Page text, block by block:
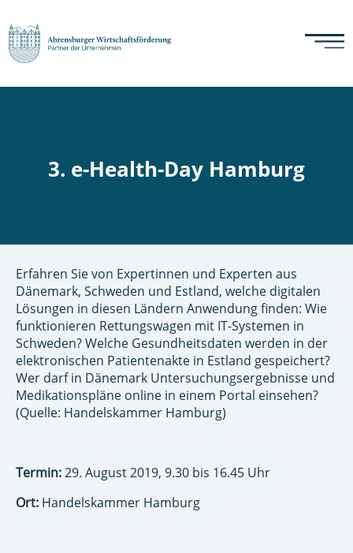
3. e-Health-Day Hamburg
Erfahren Sie von Expertinnen und Experten aus
Dänemark, Schweden und Estland, welche digitalen
Lösungen in diesen Ländern Anwendung finden: Wie
funktionieren Rettungswagen mit IT-Systemen in
Schweden? Welche Gesundheitsdaten werden in der
elektronischen Patientenakte in Estland gespeichert?
Wer darf in Dänemark Untersuchungsergebnisse und
Medikationspläne online in einem Portal einsehen?
(Quelle: Handelskammer Hamburg)
Termin:29. August 2019, 9.30 bis 16.45 Uhr
Ort: Handelskammer Hamburg